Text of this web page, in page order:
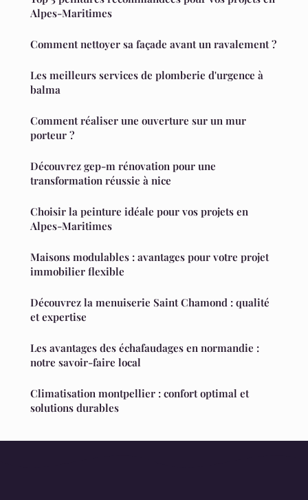
Alpes-Maritimes
Comment nettoyer sa façade avant un ravalement ?
Les meilleurs services de plomberie d'urgence à
balma
Comment réaliser une ouverture sur un mur
porteur ?
Découvrez gep-m rénovation pour une
transformation réussie à nice
Choisir la peinture idéale pour vos projets en
Alpes-Maritimes
Maisons modulables : avantages pour votre projet
immobilier flexible
Découvrez la menuiserie Saint Chamond : qualité
et expertise
Les avantages des échafaudages en normandie :
notre savoir-faire local
Climatisation montpellier : confort optimal et
solutions durables